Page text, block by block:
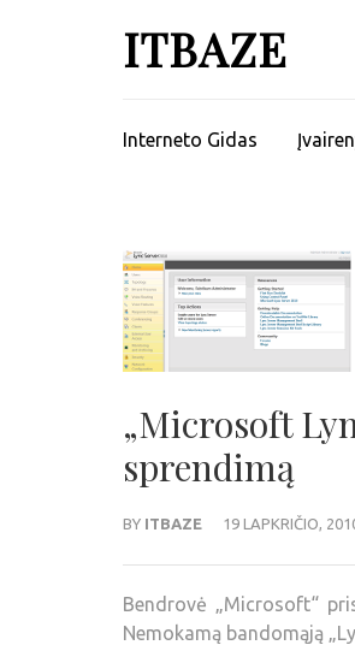
ITBAZE
Interneto Gidas
„Microsoft
sprendimą
BY ITBAZE 19 LAPKRIČIO,
Bendrovė „Microsoft“
Nemokamą bandomąją